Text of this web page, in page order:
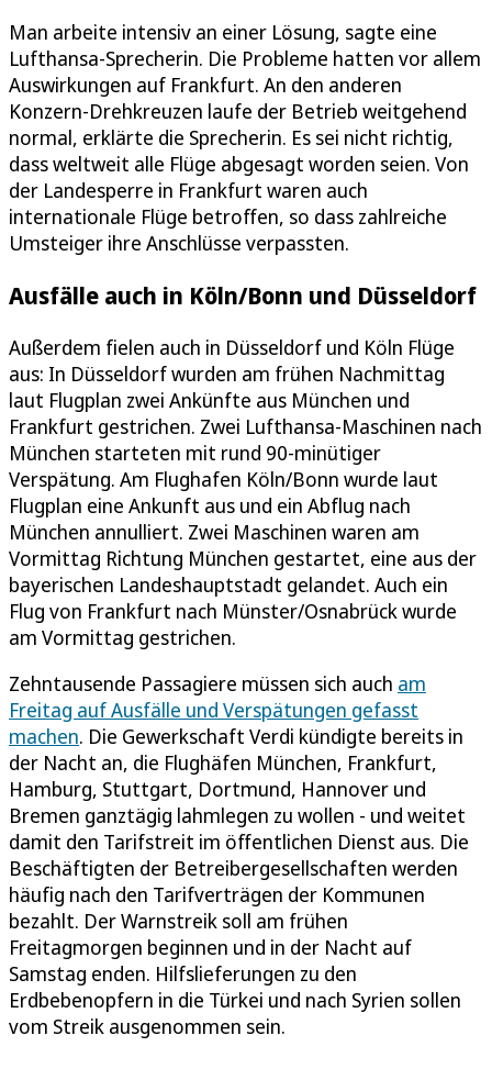
Man arbeite intensiv an einer Lösung, sagte eine
Lufthansa-Sprecherin. Die Probleme hatten vor allem
Auswirkungen auf Frankfurt. An den anderen
Konzern-Drehkreuzen laufe der Betrieb weitgehend
normal, erklärte die Sprecherin. Es sei nicht richtig,
dass weltweit alle Flüge abgesagt worden seien. Von
der Landesperre in Frankfurt waren auch
internationale Flüge betroffen, so dass zahlreiche
Umsteiger ihre Anschlüsse verpassten.
Ausfälle auch in Köln/Bonn und Düsseldorf
Außerdem fielen auch in Düsseldorf und Köln Flüge
aus: In Düsseldorf wurden am frühen Nachmittag
laut Flugplan zwei Ankünfte aus München und
Frankfurt gestrichen. Zwei Lufthansa-Maschinen nach
München starteten mit rund 90-minütiger
Verspätung. Am Flughafen Köln/Bonn wurde laut
Flugplan eine Ankunft aus und ein Abflug nach
München annulliert. Zwei Maschinen waren am
Vormittag Richtung München gestartet, eine aus der
bayerischen Landeshauptstadt gelandet. Auch ein
Flug von Frankfurt nach Münster/Osnabrück wurde
am Vormittag gestrichen.
Zehntausende Passagiere müssen sich auch am
Freitag auf Ausfälle und Verspätungen gefasst
machen. Die Gewerkschaft Verdi kündigte bereits in
der Nacht an, die Flughäfen München, Frankfurt,
Hamburg, Stuttgart, Dortmund, Hannover und
Bremen ganztägig lahmlegen zu wollen - und weitet
damit den Tarifstreit im öffentlichen Dienst aus. Die
Beschäftigten der Betreibergesellschaften werden
häufig nach den Tarifverträgen der Kommunen
bezahlt. Der Warnstreik soll am frühen
Freitagmorgen beginnen und in der Nacht auf
Samstag enden. Hilfslieferungen zu den
Erdbebenopfern in die Türkei und nach Syrien sollen
vom Streik ausgenommen sein.